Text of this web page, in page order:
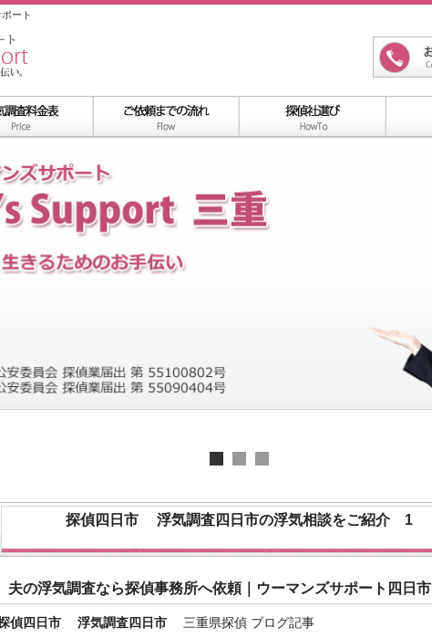
ート
探偵四日市 浮気調査四日市の浮気相談をご紹介 1
夫の浮気調査なら探偵事務所へ依頼｜ウーマンズサポート四日市
偵四日市 浮気調査四日市 三重県探偵 ブログ記事